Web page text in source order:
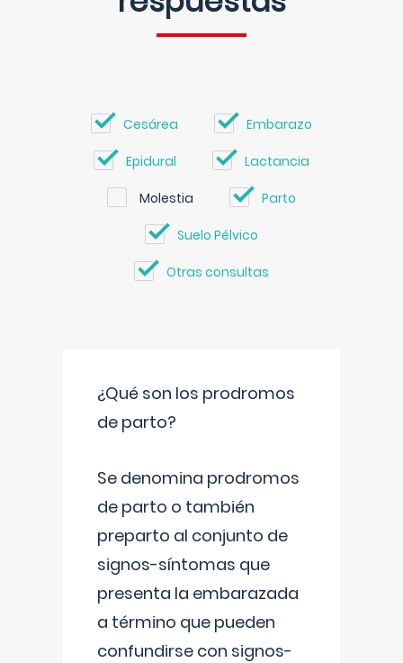
Cesárea Embarazo
Epidural Lactancia
Molestia Parto
Suelo Pélvico
Otras consultas
¿Qué son los prodromos
de parto?
Se denomina prodromos
de parto o también
preparto al conjunto de
signos-síntomas que
presenta la embarazada
a término que pueden
confundirse con signos-